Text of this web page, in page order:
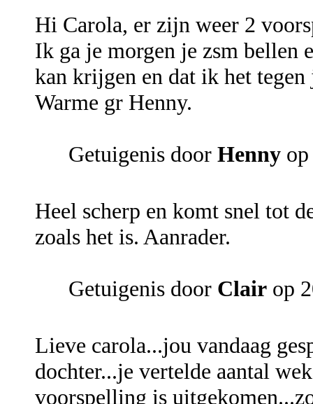
Hi Carola, er zijn weer 2
Ik ga je morgen je zsm bellen
kan krijgen en dat ik het
Warme gr Henny.
Getuigenis door Henny
Heel scherp en komt snel tot
zoals het is. Aanrader.
Getuigenis door Clair op
Lieve carola...jou vandaag
dochter...je vertelde aantal
voorspelling is